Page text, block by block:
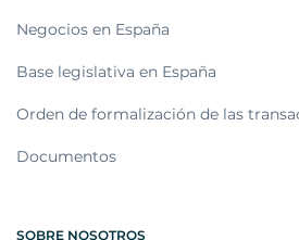
Negocios en España
Base legislativa en España
Orden de formalización de las
Documentos
SOBRE NOSOTROS